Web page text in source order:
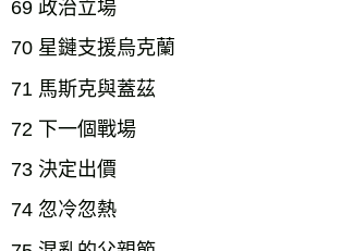
69 政治立場
70 星鏈支援烏克蘭
71 馬斯克與蓋茲
72 下一個戰場
73 決定出價
74 忽冷忽熱